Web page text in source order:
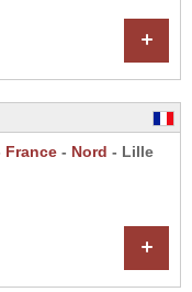
+
France - Nord - Lille
+